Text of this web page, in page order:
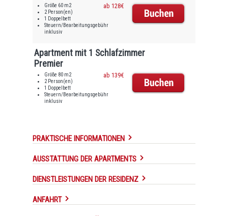
Größe 60 m2
2 Person(en)
1 Doppelbett
Steuern/Bearbeitungsgebühr
inklusiv
ab 128€
Apartment mit 1 Schlafzimmer
Premier
Größe 80 m2
2 Person(en)
1 Doppelbett
Steuern/Bearbeitungsgebühr
inklusiv
ab 139€
PRAKTISCHE INFORMATIONEN
AUSSTATTUNG DER APARTMENTS
DIENSTLEISTUNGEN DER RESIDENZ
ANFAHRT